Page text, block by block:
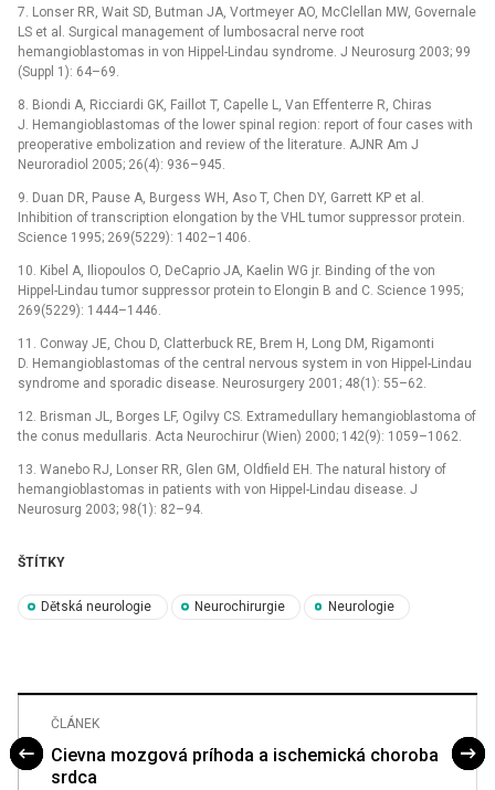
7. Lonser RR, Wait SD, Butman JA, Vortmeyer AO, McClellan MW, Governale
LS et al. Surgical management of lumbosacral nerve root
hemangioblastomas in von Hippel-Lindau syndrome. J Neurosurg 2003; 99
(Suppl 1): 64–69.
8. Biondi A, Ricciardi GK, Faillot T, Capelle L, Van ­Effenterre R, Chiras
J. Hemangioblastomas of the lower spinal region: report of four cases with
preoperative embolization and review of the literature. AJNR Am J
Neuroradiol 2005; 26(4): 936–945.
9. Duan DR, Pause A, Burgess WH, Aso T, Chen DY, Garrett KP et al.
Inhibition of transcription elongation by the VHL tumor suppressor protein.
Science 1995; 269(5229): 1402–1406.
10. Kibel A, Iliopoulos O, DeCaprio JA, Kaelin WG jr. Binding of the von
Hippel-Lindau tumor suppressor protein to Elongin B and C. Science 1995;
269(5229): 1444–1446.
11. Conway JE, Chou D, Clatterbuck RE, Brem H, Long DM, Rigamonti
D. Hemangioblastomas of the central nervous system in von Hippel-Lindau
syndrome and sporadic disease. Neurosurgery 2001; 48(1): 55–62.
12. Brisman JL, Borges LF, Ogilvy CS. Extrame­dullary hemangioblastoma of
the conus medullaris. Acta Neurochirur (Wien) 2000; 142(9): 1059–1062.
13. Wanebo RJ, Lonser RR, Glen GM, Oldfield EH. The natural history of
hemangioblastomas in patients with von Hippel-Lindau disease. J
Neurosurg 2003; 98(1): 82–94.
ŠTÍTKY
Dětská neurologie Neurochirurgie Neurologie
ČLÁNEK
Cievna mozgová príhoda a ischemická choroba
srdca